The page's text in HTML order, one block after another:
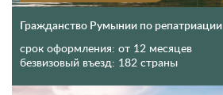
Гражданство Румынии по репатриации
срок оформления: от 12 месяцев
безвизовый въезд: 182 страны